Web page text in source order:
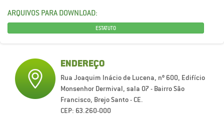
ARQUIVOS PARA DOWNLOAD:
ESTATUTO
ENDEREÇO
Rua Joaquim Inácio de Lucena, nº 600, Edifício
Monsenhor Dermival, sala 07 - Bairro São
Francisco, Brejo Santo - CE.
CEP: 63.260-000